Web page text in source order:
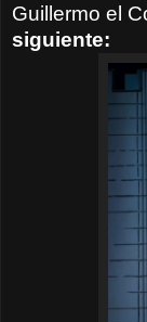
Guillermo el
siguiente: